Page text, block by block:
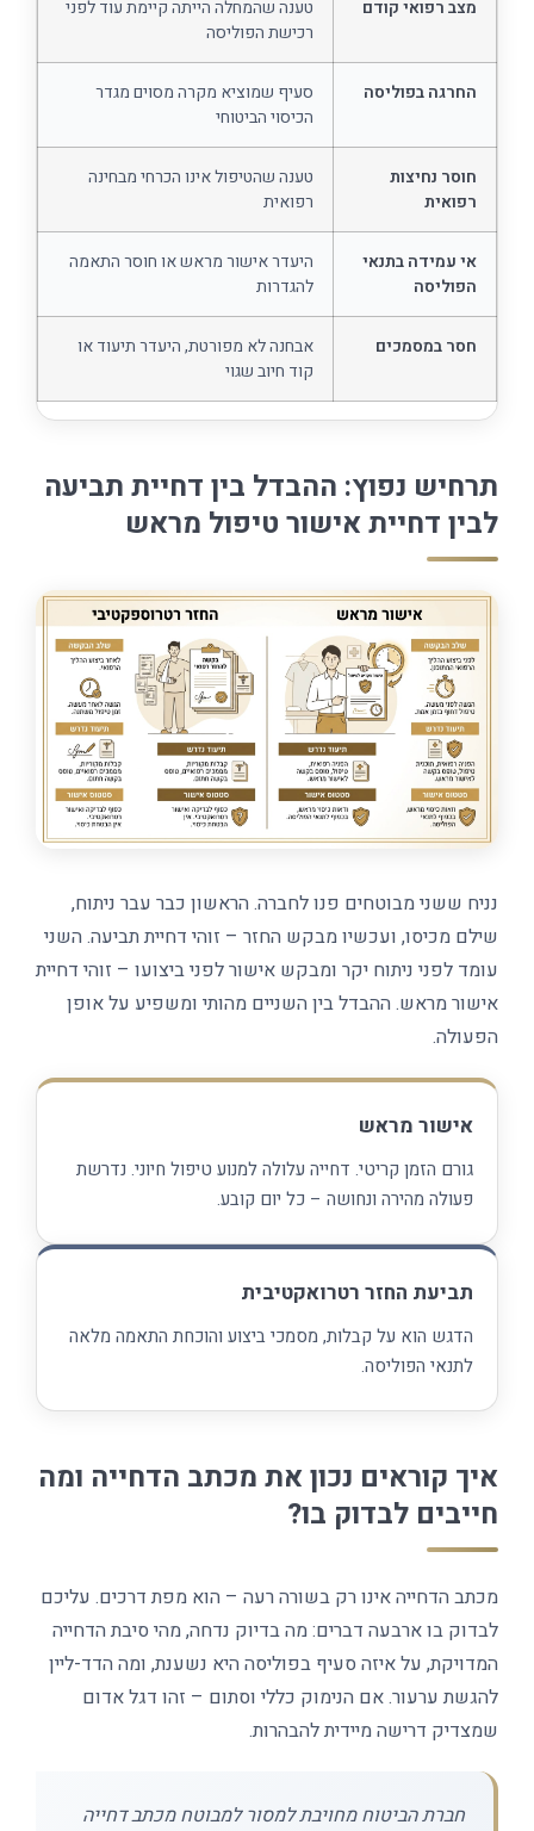
מצב רפואי קודם
טענה שהמחלה הייתה קיימת עוד לפני
רכישת הפוליסה
החרגה בפוליסה
סעיף שמוציא מקרה מסוים מגדר
הכיסוי הביטוחי
חוסר נחיצות
רפואית
טענה שהטיפול אינו הכרחי מבחינה
רפואית
אי עמידה בתנאי
הפוליסה
היעדר אישור מראש או חוסר התאמה
להגדרות
חסר במסמכים
אבחנה לא מפורטת, היעדר תיעוד או
קוד חיוב שגוי
תרחיש נפוץ: ההבדל בין דחיית תביעה
לבין דחיית אישור טיפול מראש
נניח ששני מבוטחים פנו לחברה. הראשון כבר עבר ניתוח,
שילם מכיסו, ועכשיו מבקש החזר – זוהי דחיית תביעה. השני
עומד לפני ניתוח יקר ומבקש אישור לפני ביצועו – זוהי דחיית
אישור מראש. ההבדל בין השניים מהותי ומשפיע על אופן
הפעולה.
אישור מראש
גורם הזמן קריטי. דחייה עלולה למנוע טיפול חיוני. נדרשת
פעולה מהירה ונחושה – כל יום קובע.
תביעת החזר רטרואקטיבית
הדגש הוא על קבלות, מסמכי ביצוע והוכחת התאמה מלאה
לתנאי הפוליסה.
איך קוראים נכון את מכתב הדחייה ומה
חייבים לבדוק בו?
מכתב הדחייה אינו רק בשורה רעה – הוא מפת דרכים. עליכם
לבדוק בו ארבעה דברים: מה בדיוק נדחה, מהי סיבת הדחייה
המדויקת, על איזה סעיף בפוליסה היא נשענת, ומה הדד-ליין
להגשת ערעור. אם הנימוק כללי וסתום – זהו דגל אדום
שמצדיק דרישה מיידית להבהרות.
חברת הביטוח מחויבת למסור למבוטח מכתב דחייה